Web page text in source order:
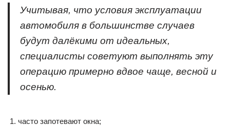
Учитывая, что условия эксплуатации
автомобиля в большинстве случаев
будут далёкими от идеальных,
специалисты советуют выполнять эту
операцию примерно вдвое чаще, весной и
осенью.
часто запотевают окна;